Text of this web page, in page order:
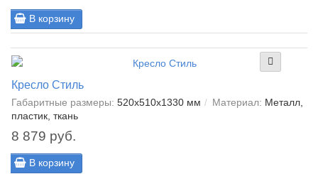
В корзину
Кресло Стиль
Габаритные размеры: 520х510х1330 мм Материал: Металл,
пластик, ткань
8 879 руб.
В корзину